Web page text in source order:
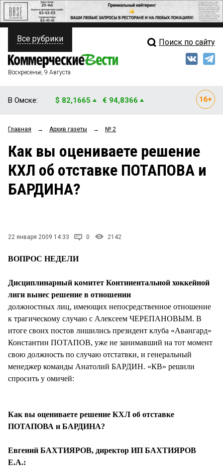
ПОЛИТИКА
ФИНАНСЫ
ОБЩЕСТВО
ЗАКОН
НОВОСТИ КОМПАНИЙ
Свежий выпуск
Рейтинги
Блоги
Все рубрики Поиск по сайту
Воскресенье, 9 Августа
В Омске: $ 82,1665 € 94,8366
Главная → Архив газеты → № 2
Как вы оцениваете решение
КХЛ об отставке ПОТАПОВА и
БАРДИНА?
22 января 2009 14:33 0 2142
ВОПРОС НЕДЕЛИ
Дисциплинарный комитет Континентальной хоккейной
лиги вынес решение в отношении
должностных лиц, имеющих непосредственное отношение
к трагическому случаю с Алексеем ЧЕРЕПАНОВЫМ. В
итоге своих постов лишились президент клуба «Авангард»
Константин ПОТАПОВ, уже не занимавший на тот момент
свою должность по случаю отстатвки, и генеральный
менеджер команды Анатолий БАРДИН. «КВ» решили
спросить у омичей:
Как вы оцениваете решение КХЛ об отставке
ПОТАПОВА и БАРДИНА?
Евгений БАХТИЯРОВ, директор ИП БАХТИЯРОВ
Е.А.: